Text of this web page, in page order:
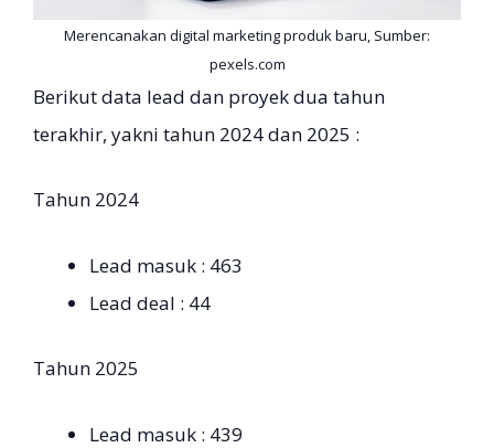
Merencanakan digital marketing produk baru, Sumber:
pexels.com
Berikut data lead dan proyek dua tahun
terakhir, yakni tahun 2024 dan 2025 :
Tahun 2024
Lead masuk : 463
Lead deal : 44
Tahun 2025
Lead masuk : 439